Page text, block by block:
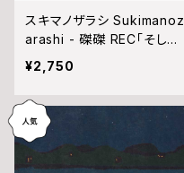
スキマノザラシ Sukimanoz
arashi - 磔磔 REC「そし
て」(CD)
¥2,750